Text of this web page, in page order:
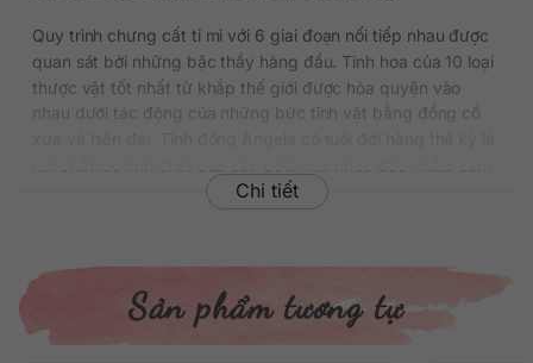
Quy trình chưng cất tỉ mỉ với 6 giai đoạn nối tiếp nhau được
quan sát bởi những bậc thầy hàng đầu. Tinh hoa của 10 loại
thược vật tốt nhất từ khắp thế giới được hòa quyện vào
nhau dưới tác động của những bức tĩnh vật bằng đồng cổ
ngọt và quế. Trong khi tĩnh đồng Jenny 18 tuổi chuyên
London Dry tuyệt của của thương hiệu Bickens.
Thông tin chi tiết về rượu
Chi tiết
Sản phẩm tương tự